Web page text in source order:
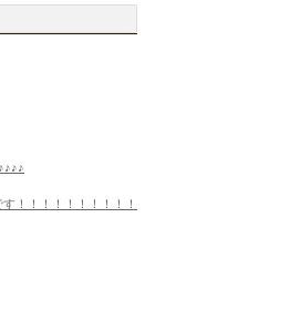
！！！！！！！！！！